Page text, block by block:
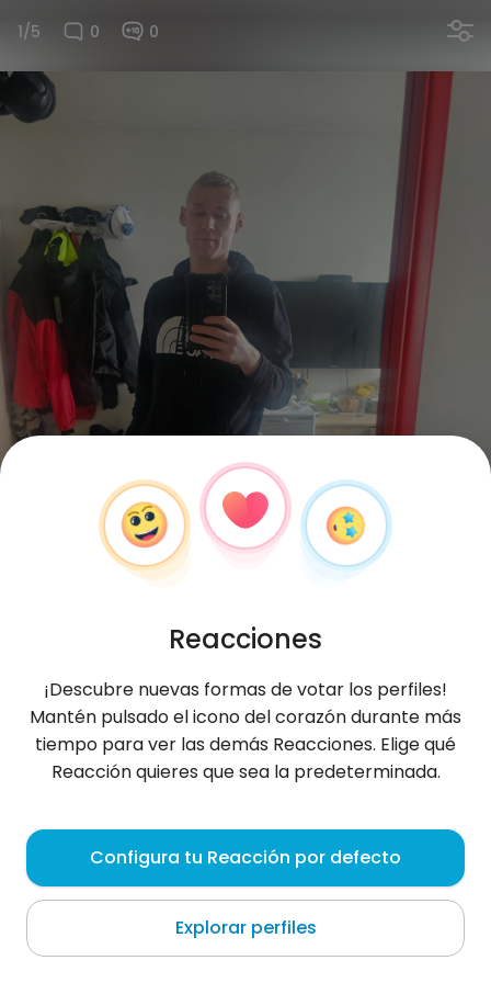
1/5 0 0
Energy95
Jasień
Zapytaj a się wszystkiego dowiesz :)
Reacciones
¡Descubre nuevas formas de votar los perfiles!
Mantén pulsado el icono del corazón durante más
tiempo para ver las demás Reacciones. Elige qué
Reacción quieres que sea la predeterminada.
Configura tu Reacción por defecto
Explorar perfiles